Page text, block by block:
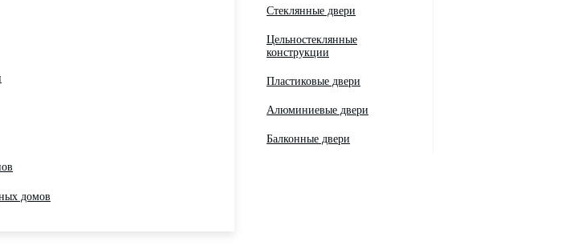
домов
Стеклянные двери
Цельностеклянные
конструкции
Пластиковые двери
Алюминиевые двери
Балконные двери